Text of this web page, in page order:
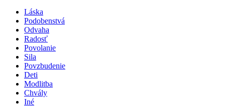
Láska
Podobenstvá
Odvaha
Radosť
Povolanie
Sila
Povzbudenie
Deti
Modlitba
Chvály
Iné